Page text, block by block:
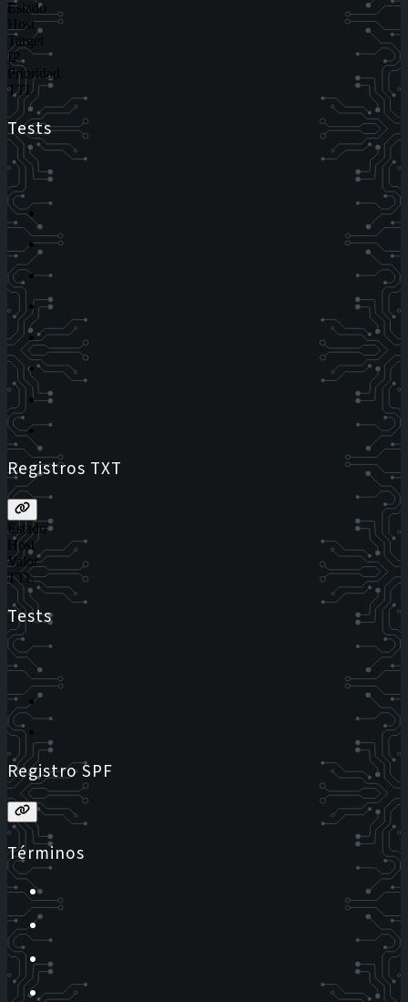
Estado
Host
Target
IP
Prioridad
TTL
Tests
Registros TXT
Estado
Host
Valor
TTL
Tests
Registro SPF
Términos